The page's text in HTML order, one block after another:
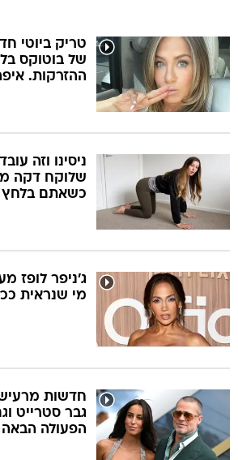
טריק ביוטי
של בוטוקס
ההזרקות.
ניסינו וזה
שלוקח דקה
כשאתם בלחץ
ג'ניפר לופז
מי שנראית
חדשות
גבר סטרייט
הפעולה הבאה